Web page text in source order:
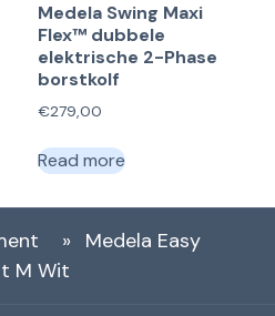
Medela Swing Maxi
Flex™ dubbele
elektrische 2-Phase
borstkolf
€279,00
Read more
»
Medela Easy
M Wit